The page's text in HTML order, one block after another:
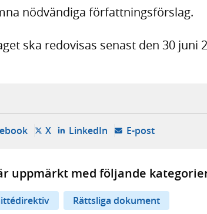
nödvändiga författningsförslag.
ska redovisas senast den 30 juni
- öppnas i ny flik, extern webbplats,
X- öppnas i ny flik, extern webbplats,
LinkedIn- öppnas i ny flik,
E-post- öppnar
uppmärkt med följande
Rättsliga dokument